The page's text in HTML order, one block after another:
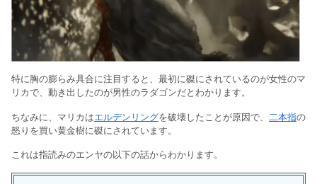
特に胸の膨らみ具合に注目すると、最初に磔にされているのが女性のマ
リカで、動き出したのが男性のラダゴンだとわかります。
ちなみに、マリカはエルデンリングを破壊したことが原因で、 二本指の
怒りを買い黄金樹に磔にされています。
これは指読みのエンヤの以下の話からわかります。